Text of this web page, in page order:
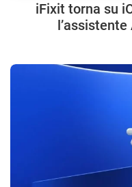
iFixit torna su